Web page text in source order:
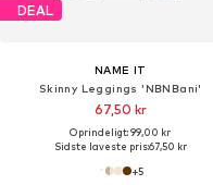
DEAL
NAME IT
Skinny Leggings 'NBNBani'
67,50 kr
Oprindeligt: 99,00 kr
Sidste laveste pris:67,50 kr
+5